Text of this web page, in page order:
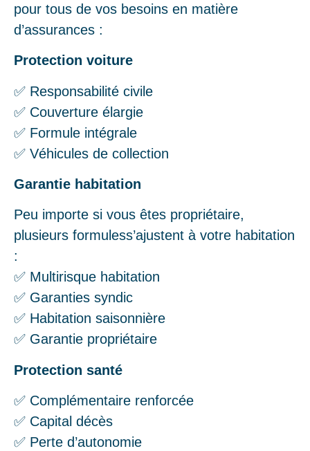
pour tous de vos besoins en matière
d’assurances :
Protection voiture
✅ Responsabilité civile
✅ Couverture élargie
✅ Formule intégrale
✅ Véhicules de collection
Garantie habitation
Peu importe si vous êtes propriétaire,
plusieurs formuless’ajustent à votre habitation
:
✅ Multirisque habitation
✅ Garanties syndic
✅ Habitation saisonnière
✅ Garantie propriétaire
Protection santé
✅ Complémentaire renforcée
✅ Capital décès
✅ Perte d’autonomie